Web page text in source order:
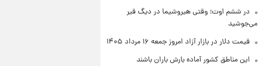
در ششم اوت؛ وقتی هیروشیما در دیگ قیر
می‌جوشید
قیمت دلار در بازار آزاد امروز جمعه ۱۶ مرداد ۱۴۰۵
این مناطق کشور آماده بارش باران باشند